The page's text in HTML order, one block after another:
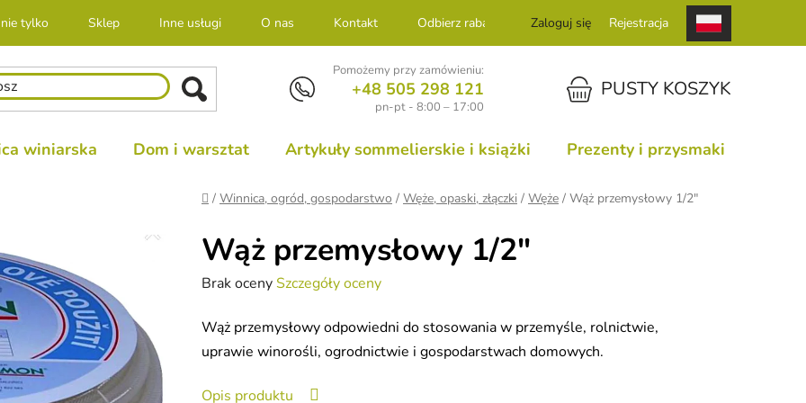
nie tylko Sklep Inne usługi O nas Kontakt Odbierz rabat Zaloguj się Rejestracja
Pomożemy przy zamówieniu:
+48 505 298 121
pn-pt - 8:00 – 17:00
KOSZYKPUSTY KOSZYK
winiarska Dom i warsztat Artykuły sommelierskie i książki Prezenty i przysmaki
Home
/ Winnica, ogród, gospodarstwo / Węże, opaski, złączki / Węże / Wąż przemysłowy 1/2"
Wąż przemysłowy 1/2"
Średnia
produktu
wynosi
Brak ocenySzczegóły oceny
Wąż przemysłowy odpowiedni do stosowania w przemyśle, rolnictwie,
uprawie winorośli, ogrodnictwie i gospodarstwach domowych.
Opis produktu